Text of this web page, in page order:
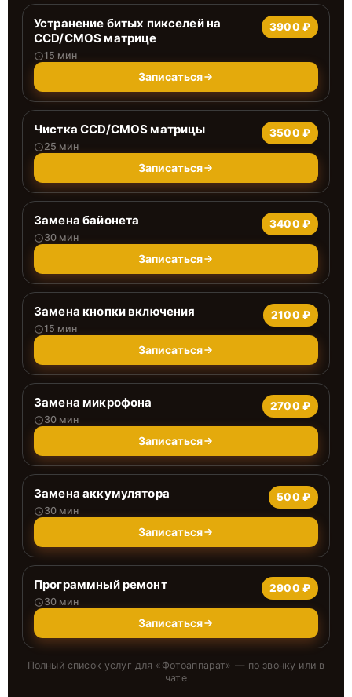
Устранение битых пикселей на
CCD/CMOS матрице
15 мин
3900 ₽
Записаться
Чистка CCD/CMOS матрицы
25 мин
3500 ₽
Записаться
Замена байонета
30 мин
3400 ₽
Записаться
Замена кнопки включения
15 мин
2100 ₽
Записаться
Замена микрофона
30 мин
2700 ₽
Записаться
Замена аккумулятора
30 мин
500 ₽
Записаться
Программный ремонт
30 мин
2900 ₽
Записаться
Полный список услуг для « Фотоаппарат» — по звонку или в
чате